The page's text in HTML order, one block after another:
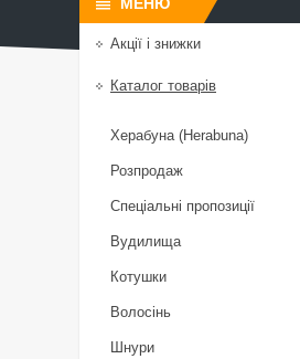
Акції і знижки
Каталог товарів
Херабуна (Herabuna)
Розпродаж
Спеціальні пропозиції
Вудилища
Котушки
Волосінь
Шнури